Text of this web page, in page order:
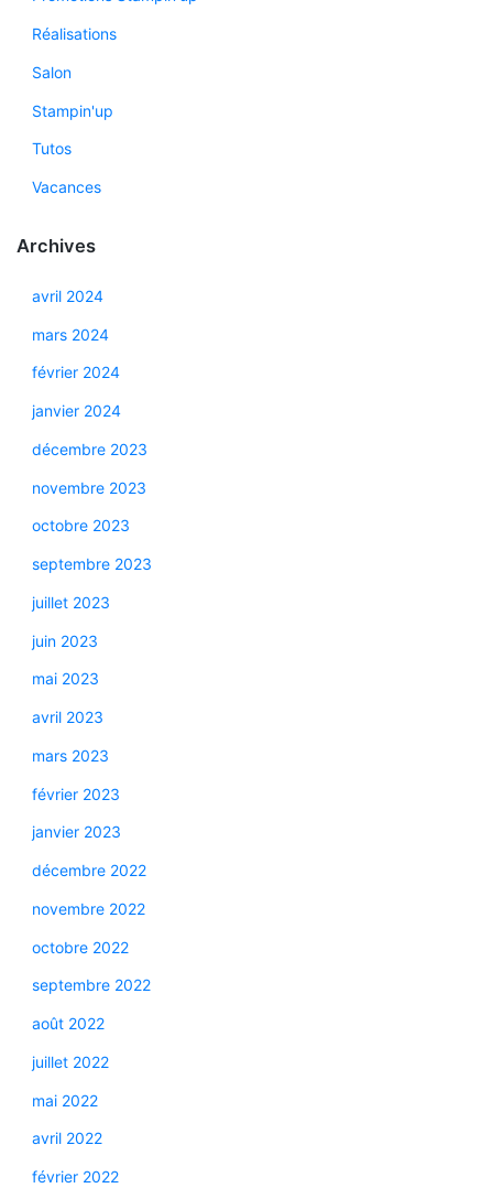
Réalisations
Salon
Stampin'up
Tutos
Vacances
Archives
avril 2024
mars 2024
février 2024
janvier 2024
décembre 2023
novembre 2023
octobre 2023
septembre 2023
juillet 2023
juin 2023
mai 2023
avril 2023
mars 2023
février 2023
janvier 2023
décembre 2022
novembre 2022
octobre 2022
septembre 2022
août 2022
juillet 2022
mai 2022
avril 2022
février 2022